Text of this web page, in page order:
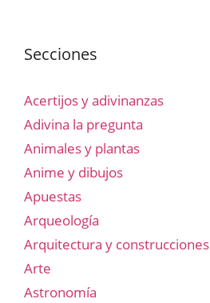
Secciones
Acertijos y adivinanzas
Adivina la pregunta
Animales y plantas
Anime y dibujos
Apuestas
Arqueología
Arquitectura y construcciones
Arte
Astronomía